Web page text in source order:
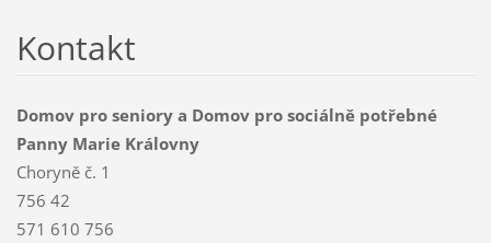
Kontakt
Domov pro seniory a Domov pro sociálně potřebné
Panny Marie Královny
Choryně č. 1
756 42
571 610 756